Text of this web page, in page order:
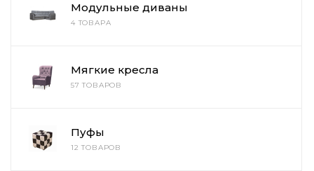
Модульные диваны
4 ТОВАРА
Мягкие кресла
57 ТОВАРОВ
Пуфы
12 ТОВАРОВ